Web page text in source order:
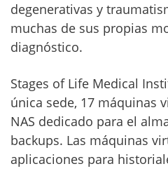
degenerativas y
muchas de sus propias
diagnóstico.
Stages of Life Medical
única sede, 17 máquinas
NAS dedicado para el
backups. Las máquinas
aplicaciones para